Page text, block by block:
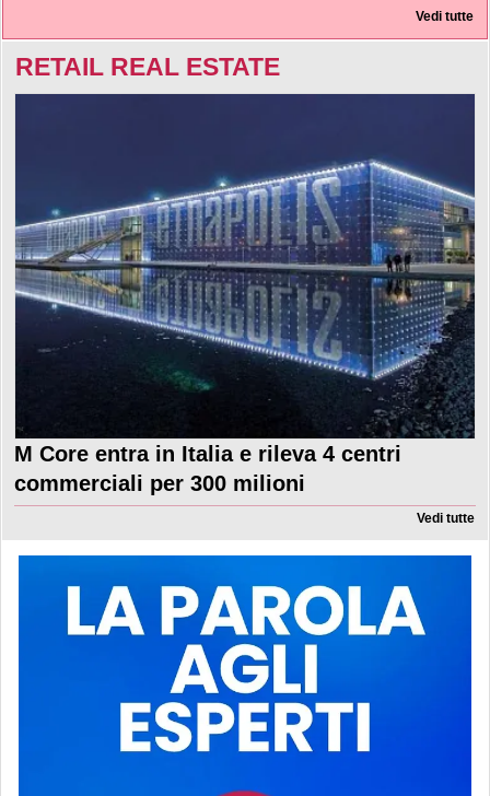
Vedi tutte
RETAIL REAL ESTATE
M Core entra in Italia e rileva 4 centri
commerciali per 300 milioni
Vedi tutte